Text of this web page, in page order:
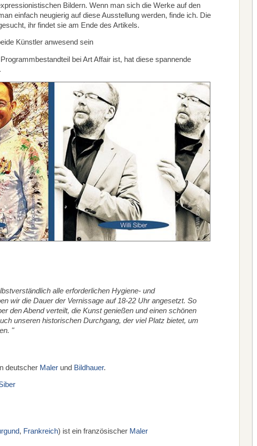
Bildern. Wenn man sich die Werke auf den
einfach neugierig auf diese Ausstellung werden, finde ich. Die
ihr findet sie am Ende des Artikels.
Künstler anwesend sein
bei Art Affair ist, hat diese spannende
alle erforderlichen Hygiene- und
wir die Dauer der Vernissage auf 18-22 Uhr angesetzt. So
den Abend verteilt, die Kunst genießen und einen schönen
unseren historischen Durchgang, der viel Platz bietet, um
"
deutscher Maler und Bildhauer.
, Frankreich) ist ein französischer Maler